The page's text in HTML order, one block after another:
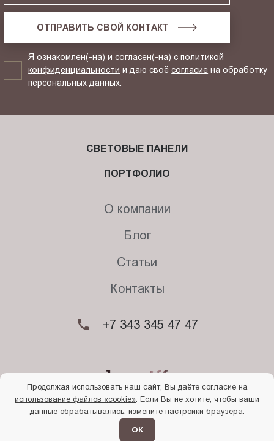
ОТПРАВИТЬ СВОЙ КОНТАКТ
Я ознакомлен(-на) и согласен(-на) сполитикой
конфиденциальности и даю своёсогласие на обработку
персональных данных.
© 2026. Begriff
Политика конфиденциальности
СВЕТОВЫЕ ПАНЕЛИ
ПОРТФОЛИО
О компании
Блог
Статьи
Контакты
+7 343 345 47 47
Продолжая использовать наш сайт, Вы даёте согласие на
использование файлов «cookie» . Если Вы не хотите, чтобы ваши
данные обрабатывались, измените настройки браузера.
ОК